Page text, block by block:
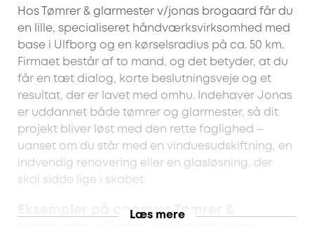
Hos Tømrer & glarmester v/jonas brogaard får du
en lille, specialiseret håndværksvirksomhed med
base i Ulfborg og en kørselsradius på ca. 50 km.
Firmaet består af to mand, og det betyder, at du
får en tæt dialog, korte beslutningsveje og et
resultat, der er lavet med omhu. Indehaver Jonas
er uddannet både tømrer og glarmester, så dit
projekt bliver løst med den rette faglighed –
uanset om du står med en vinduesudskiftning, en
indvendig renovering eller en glasløsning, der
skal sidde lige i skabet.
Eksempler på opgaver Tømrer &
Læs mere